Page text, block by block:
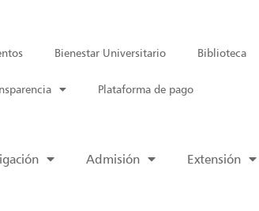
Bienestar Universitario Biblioteca
Plataforma de pago
Admisión Extensión